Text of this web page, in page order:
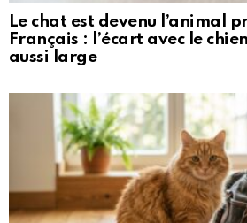
Le chat est devenu l’animal
Français : l’écart avec le
aussi large